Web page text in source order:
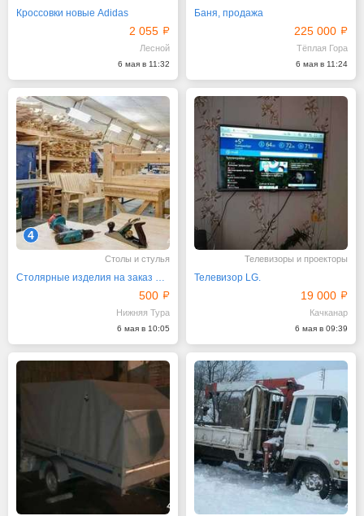
Кроссовки новые Adidas
2 055
Лесной
6 мая в 11:32
Баня, продажа
225 000
Тёплая Гора
6 мая в 11:24
4
Столы и стулья
Столярные изделия на заказ для дома, дачи, бани.
500
Нижняя Тура
6 мая в 10:05
Телевизоры и проекторы
Телевизор LG.
19 000
Качканар
6 мая в 09:39